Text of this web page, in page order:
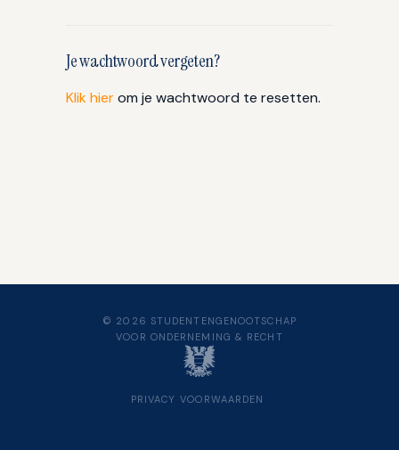
Je wachtwoord vergeten?
Klik hierom je wachtwoord te resetten.
© 2026 STUDENTENGENOOTSCHAP
VOOR ONDERNEMING & RECHT
PRIVACY VOORWAARDEN